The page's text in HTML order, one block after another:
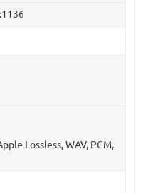
Lossless, WAV, PCM,